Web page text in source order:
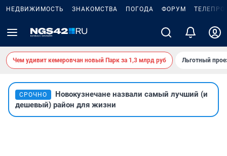
НЕДВИЖИМОСТЬ ЗНАКОМСТВА ПОГОДА ФОРУМ
Чем удивит кемеровчан новый Парк за 1,3 млрд руб Льготный
СРОЧНО
Новокузнечане назвали самый лучший (и
дешевый) район для жизни